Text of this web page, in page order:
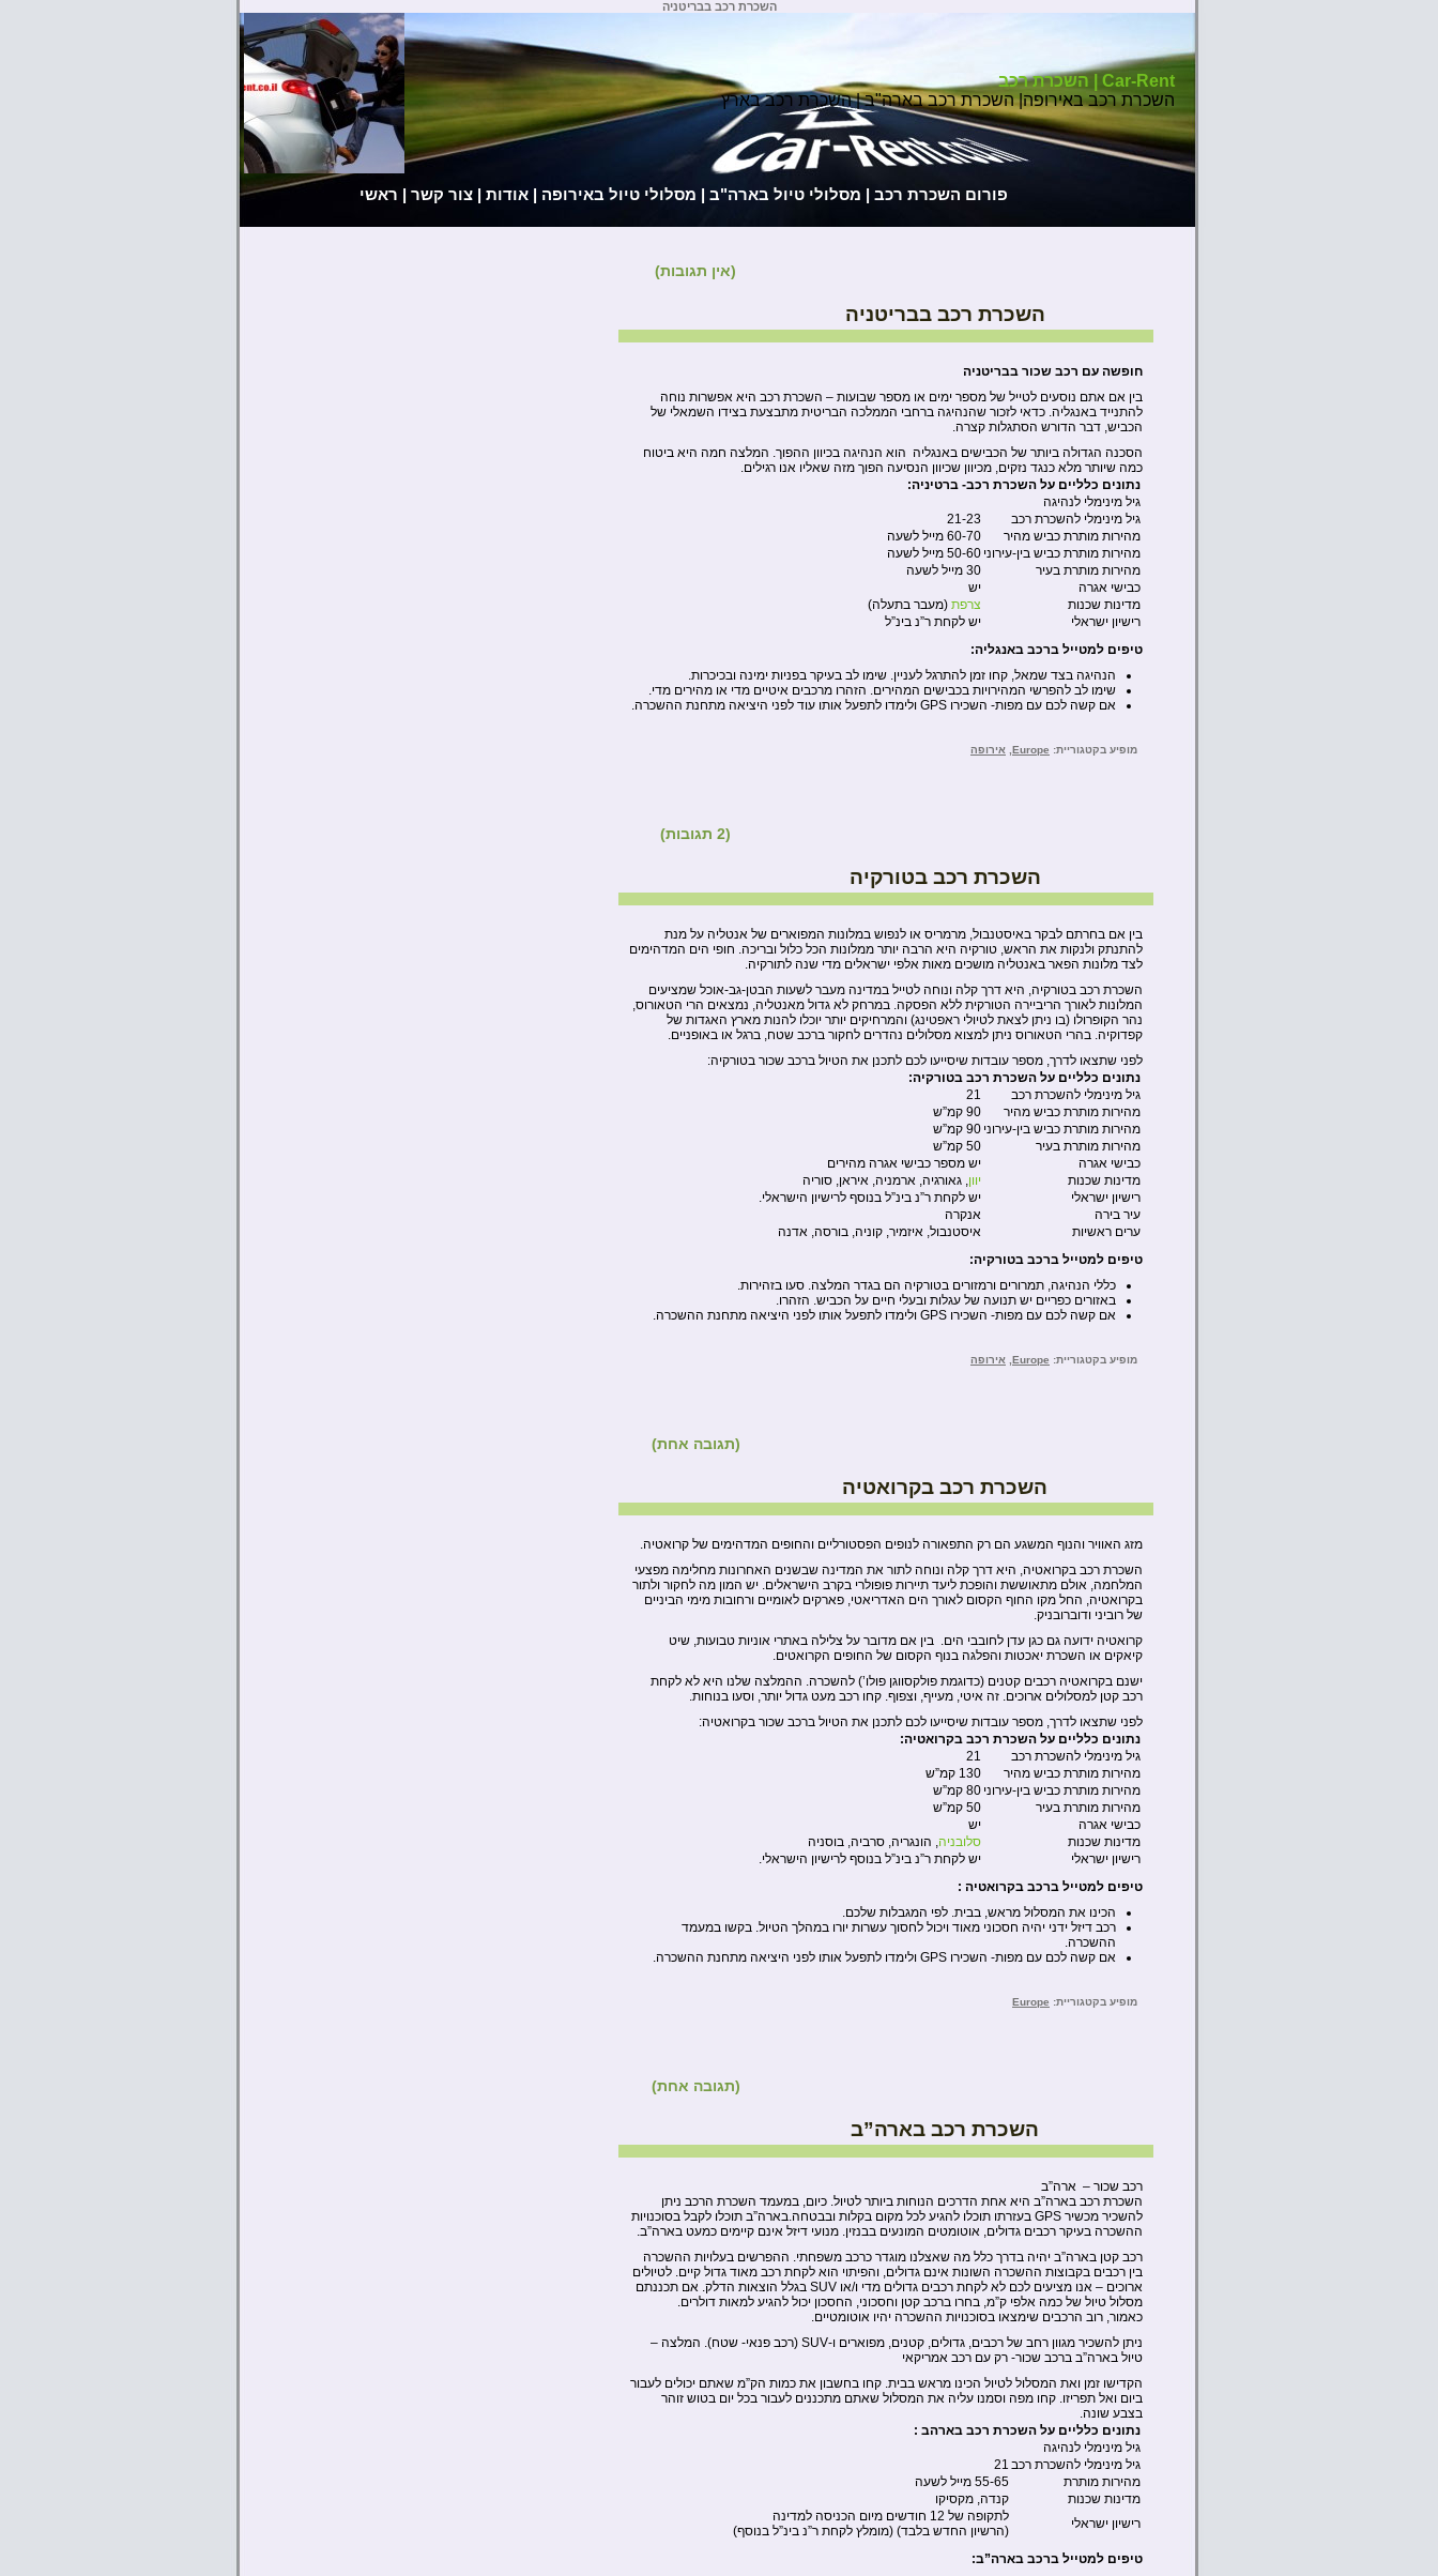
השכרת רכב בבריטניה
Car-Rent | השכרת רכב
השכרת רכב באירופה| השכרת רכב בארה"ב | השכרת רכב בארץ
ראשי צור קשר | אודות | מסלולי טיול באירופה | מסלולי טיול בארה"ב | פורום השכרת רכב |
(אין תגובות)
השכרת רכב בבריטניה
חופשה עם רכב שכור בבריטניה
בין אם אתם נוסעים לטייל של מספר ימים או מספר שבועות – השכרת רכב היא אפשרות נוחה
להתנייד באנגליה. כדאי לזכור שהנהיגה ברחבי הממלכה הבריטית מתבצעת בצידו השמאלי של
הכביש, דבר הדורש הסתגלות קצרה.
הסכנה הגדולה ביותר של הכבישים באנגליה הוא הנהיגה בכיוון ההפוך. המלצה חמה היא ביטוח
כמה שיותר מלא כנגד נזקים, מכיוון שכיוון הנסיעה הפוך מזה שאליו אנו רגילים.
נתונים כלליים על השכרת רכב- ברטיניה:
גיל מינימלי לנהיגה
גיל מינימלי להשכרת רכב
21-23
מהירות מותרת כביש מהיר
60-70 מייל לשעה
מהירות מותרת כביש בין-עירוני 50-60 מייל לשעה
מהירות מותרת בעיר
30 מייל לשעה
כבישי אגרה
יש
מדינות שכנות
צרפת (מעבר בתעלה)
רישיון ישראלי
יש לקחת ר”נ בינ”ל
טיפים למטייל ברכב באנגליה:
הנהיגה בצד שמאל, קחו זמן להתרגל לעניין. שימו לב בעיקר בפניות ימינה ובכיכרות.
שימו לב להפרשי המהירויות בכבישים המהירים. הזהרו מרכבים איטיים מדי או מהירים מדי.
אם קשה לכם עם מפות- השכירו GPS ולימדו לתפעל אותו עוד לפני היציאה מתחנת ההשכרה.
מופיע בקטגוריית: Europe אירופה
(2 תגובות)
השכרת רכב בטורקיה
בין אם בחרתם לבקר באיסטנבול, מרמריס או לנפוש במלונות המפוארים של אנטליה על מנת
להתנתק ולנקות את הראש, טורקיה היא הרבה יותר ממלונות הכל כלול ובריכה. חופי הים המדהימים
לצד מלונות הפאר באנטליה מושכים מאות אלפי ישראלים מדי שנה לתורקיה.
השכרת רכב בטורקיה, היא דרך קלה ונוחה לטייל במדינה מעבר לשעות הבטן-גב-אוכל שמציעים
המלונות לאורך הריביירה הטורקית ללא הפסקה. במרחק לא גדול מאנטליה, נמצאים הרי הטאורוס,
נהר הקופרולו (בו ניתן לצאת לטיולי ראפטינג) והמרחיקים יותר יוכלו להנות מארץ האגדות של
קפדוקיה. בהרי הטאורוס ניתן למצוא מסלולים נהדרים לחקור ברכב שטח, ברגל או באופניים.
לפני שתצאו לדרך, מספר עובדות שיסייעו לכם לתכנן את הטיול ברכב שכור בטורקיה:
נתונים כלליים על השכרת רכב בטורקיה:
גיל מינימלי להשכרת רכב
21
מהירות מותרת כביש מהיר
90 קמ”ש
מהירות מותרת כביש בין-עירוני 90 קמ”ש
מהירות מותרת בעיר
50 קמ”ש
כבישי אגרה
יש מספר כבישי אגרה מהירים
מדינות שכנות
יוון, גאורגיה, ארמניה, איראן, סוריה
רישיון ישראלי
יש לקחת ר”נ בינ”ל בנוסף לרישיון הישראלי.
עיר בירה
אנקרה
ערים ראשיות
איסטנבול, איזמיר, קוניה, בורסה, אדנה
טיפים למטייל ברכב בטורקיה:
כללי הנהיגה, תמרורים ורמזורים בטורקיה הם בגדר המלצה. סעו בזהירות.
באזורים כפריים יש תנועה של עגלות ובעלי חיים על הכביש. הזהרו.
אם קשה לכם עם מפות- השכירו GPS ולימדו לתפעל אותו לפני היציאה מתחנת ההשכרה.
מופיע בקטגוריית: Europe אירופה
(תגובה אחת)
השכרת רכב בקרואטיה
מזג האוויר והנוף המשגע הם רק התפאורה לנופים הפסטורליים והחופים המדהימים של קרואטיה.
השכרת רכב בקרואטיה, היא דרך קלה ונוחה לתור את המדינה שבשנים האחרונות מחלימה מפצעי
המלחמה, אולם מתאוששת והופכת ליעד תיירות פופולרי בקרב הישראלים. יש המון מה לחקור ולתור
בקרואטיה, החל מקו החוף הקסום לאורך הים האדריאטי, פארקים לאומיים ורחובות מימי הביניים
של רוביני ודוברובניק.
קרואטיה ידועה גם כגן עדן לחובבי הים. בין אם מדובר על צלילה באתרי אוניות טבועות, שיט
קיאקים או השכרת יאכטות והפלגה בנוף הקסום של החופים הקרואטים.
ישנם בקרואטיה רכבים קטנים (כדוגמת פולקסווגן פולו’) להשכרה. ההמלצה שלנו היא לא לקחת
רכב קטן למסלולים ארוכים. זה איטי, מעייף, וצפוף. קחו רכב מעט גדול יותר, וסעו בנוחות.
לפני שתצאו לדרך, מספר עובדות שיסייעו לכם לתכנן את הטיול ברכב שכור בקרואטיה:
נתונים כלליים על השכרת רכב בקרואטיה:
גיל מינימלי להשכרת רכב
21
מהירות מותרת כביש מהיר
130 קמ”ש
מהירות מותרת כביש בין-עירוני 80 קמ”ש
מהירות מותרת בעיר
50 קמ”ש
כבישי אגרה
יש
מדינות שכנות
סלובניה, הונגריה, סרביה, בוסניה
רישיון ישראלי
יש לקחת ר”נ בינ”ל בנוסף לרישיון הישראלי.
טיפים למטייל ברכב בקרואטיה :
הכינו את המסלול מראש, בבית. לפי המגבלות שלכם.
רכב דיזל ידני יהיה חסכוני מאוד ויכול לחסוך עשרות יורו במהלך הטיול. בקשו במעמד
ההשכרה.
אם קשה לכם עם מפות- השכירו GPS ולימדו לתפעל אותו לפני היציאה מתחנת ההשכרה.
מופיע בקטגוריית: Europe
(תגובה אחת)
השכרת רכב בארה”ב
רכב שכור – ארה”ב
השכרת רכב בארה”ב היא אחת הדרכים הנוחות ביותר לטיול. כיום, במעמד השכרת הרכב ניתן
להשכיר מכשיר GPS בעזרתו תוכלו להגיע לכל מקום בקלות ובבטחה.בארה”ב תוכלו לקבל בסוכנויות
ההשכרה בעיקר רכבים גדולים, אוטומטים המונעים בבנזין. מנועי דיזל אינם קיימים כמעט בארה”ב.
רכב קטן בארה”ב יהיה בדרך כלל מה שאצלנו מוגדר כרכב משפחתי. ההפרשים בעלויות ההשכרה
בין רכבים בקבוצות ההשכרה השונות אינם גדולים, והפיתוי הוא לקחת רכב מאוד גדול קיים. לטיולים
ארוכים – אנו מציעים לכם לא לקחת רכבים גדולים מדי ו/או SUV בגלל הוצאות הדלק. אם תכננתם
מסלול טיול של כמה אלפי ק”מ, בחרו ברכב קטן וחסכוני, החסכון יכול להגיע למאות דולרים.
כאמור, רוב הרכבים שימצאו בסוכנויות ההשכרה יהיו אוטומטיים.
ניתן להשכיר מגוון רחב של רכבים, גדולים, קטנים, מפוארים ו-SUV (רכב פנאי- שטח). המלצה –
טיול בארה”ב ברכב שכור- רק עם רכב אמריקאי
הקדישו זמן ואת המסלול לטיול הכינו מראש בבית. קחו בחשבון את כמות הק”מ שאתם יכולים לעבור
ביום ואל תפריזו. קחו מפה וסמנו עליה את המסלול שאתם מתכננים לעבור בכל יום בטוש זוהר
בצבע שונה.
נתונים כלליים על השכרת רכב בארהב :
גיל מינימלי לנהיגה
גיל מינימלי להשכרת רכב 21
מהירות מותרת
55-65 מייל לשעה
מדינות שכנות
קנדה, מקסיקו
רישיון ישראלי
לתקופה של 12 חודשים מיום הכניסה למדינה
(הרשיון החדש בלבד) (מומלץ לקחת ר”נ בינ”ל בנוסף)
טיפים למטייל ברכב בארה”ב: